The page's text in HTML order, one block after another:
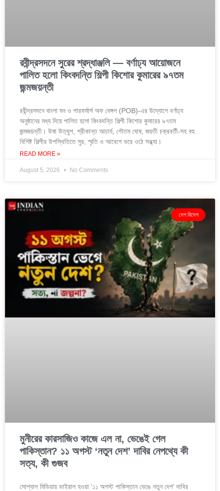
রবীন্দ্রসদনে সুরের শ্রদ্ধাঞ্জলি — বর্ণাঢ্য আয়োজনে
পালিত হলো কিংবদন্তি শিল্পী কিশোর কুমারের ৯৭তম
জন্মজয়ন্তী
রবীন্দ্রসদনে বাংলা মন ও পারফর্মার্স অফ বেঙ্গল (POB)-এর উদ্যোগে বর্ণাঢ্য
অনুষ্ঠানের মধ্য দিয়ে পালিত হলো কিংবদন্তি শিল্পী কিশোর কুমারের ৯৭তম
জন্মজয়ন্তী। উষা উত্থুপ, শ্রীকান্ত আচার্য, গৌতম ঘোষ, জয়তী চক্রবর্তী-সহ বহু
বিশিষ্ট শিল্পীর উপস্থিতিতে সুর, স্মৃতি ও আবেগে ভরে ওঠে সন্ধ্যা।
READ MORE »
August 5, 2026 No Comments
দেশ বিদেশ
মুনীরের কারসাজিও কাজে এল না, ভেঙেই গেল
পাকিস্তান? ১১ অগস্ট ‘নতুন দেশ’ দাবির নেপথ্যে কী
সত্য, কী গুজব
সোশ্যাল মিডিয়ায় ভাইরাল হওয়া ‘১১ অগস্ট পাকিস্তান ভেঙে নতুন দেশ’ দাবির